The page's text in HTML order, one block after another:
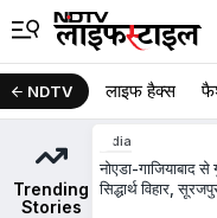
NDTV लाइफ हैक्स
Trending
Stories
India
नोएडा-गाजियाबाद
सिद्धार्थ विहार,